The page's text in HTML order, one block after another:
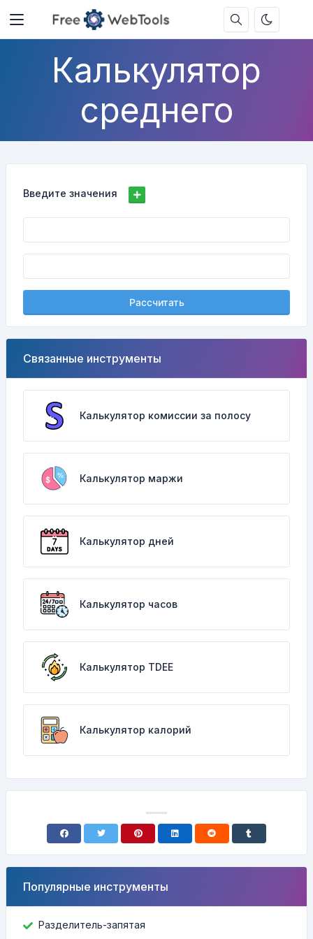
Калькулятор
среднего
Введите значения
Рассчитать
Связанные инструменты
Калькулятор комиссии за полосу
Калькулятор маржи
Калькулятор дней
Калькулятор часов
Калькулятор TDEE
Калькулятор калорий
Популярные инструменты
Разделитель-запятая